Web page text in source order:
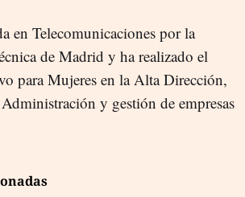
en Telecomunicaciones por la
de Madrid y ha realizado el
para Mujeres en la Alta Dirección,
y gestión de empresas